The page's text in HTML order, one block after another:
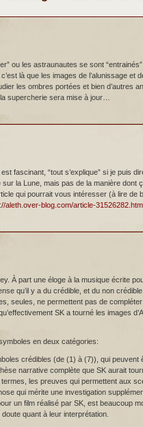
ou les astraunautes se sont
là que les images de l’alunissage et
les ombres portées et bien d’autres
supercherie sera mise à jour…
fascinant, “tout s’explique” si je puis
sur la Lune, mais pas de la manière dont
qui pourrait vous intéresser (à lire de
aleth.over-blog.com/article-
À part une éloge à la musique écrite
qu’il y a du crédible, et du non
seules, ne permettent pas de
SK a tourné les images
en deux catégories:
crédibles (de (1) à (7)), qui
narrative complète que SK aurait
les preuves qui permettent aux
qui mérite une investigation
un film réalisé par SK, est beaucoup
quant à leur interprétation.